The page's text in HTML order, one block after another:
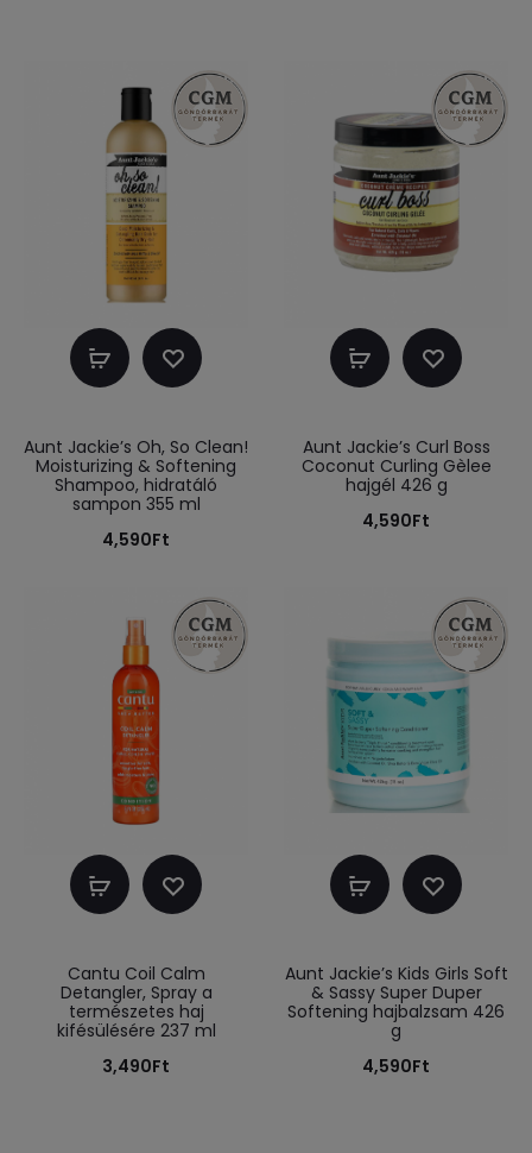
Kosárba
Aunt Jackie’s Oh, So Clean!
Moisturizing & Softening
Shampoo, hidratáló
sampon 355 ml
4,590Ft
Kosárba
Aunt Jackie’s Curl Boss
Coconut Curling Gèlee
hajgél 426 g
4,590Ft
Kosárba
Cantu Coil Calm
Detangler, Spray a
természetes haj
kifésülésére 237 ml
3,490Ft
Kosárba
Aunt Jackie’s Kids Girls Soft
& Sassy Super Duper
Softening hajbalzsam 426
g
4,590Ft